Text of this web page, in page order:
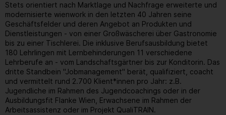
Stets orientiert nach Marktlage und Nachfrage erweiterte und
modernisierte wienwork in den letzten 40 Jahren seine
Geschäftsfelder und deren Angebot an Produkten und
Dienstleistungen - von einer Großwäscherei über Gastronomie
bis zu einer Tischlerei. Die inklusive Berufsausbildung bietet
180 Lehrlingen mit Lernbehinderungen 11 verschiedene
Lehrberufe an - vom Landschaftsgärtner bis zur Konditorin. Das
dritte Standbein "Jobmanagement" berät, qualifiziert, coacht
und vermittelt rund 2.700 Klient*innen pro Jahr: z.B.
Jugendliche im Rahmen des Jugendcoachings oder in der
Ausbildungsfit Flanke Wien, Erwachsene im Rahmen der
Arbeitsassistenz oder im Projekt QualiTRAIN.